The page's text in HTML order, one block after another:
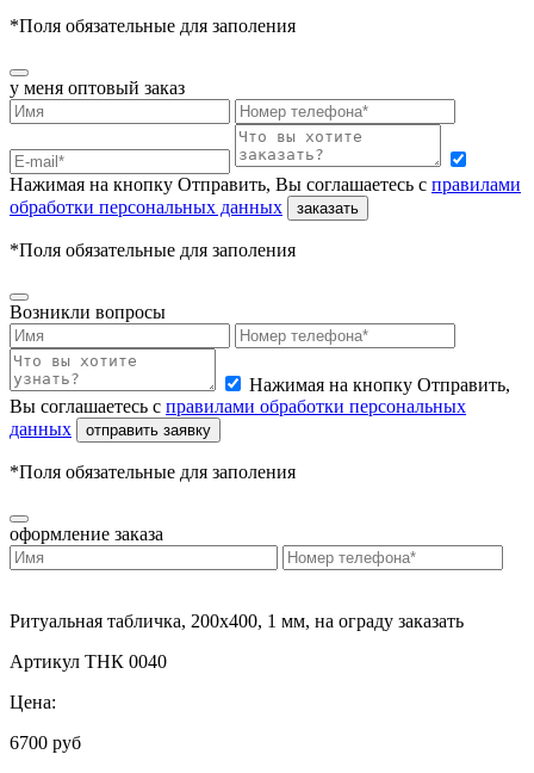
*Поля обязательные для заполения
у меня оптовый заказ
Нажимая на кнопку Отправить, Вы соглашаетесь с правилами
обработки персональных данных
заказать
*Поля обязательные для заполения
Возникли вопросы
Нажимая на кнопку Отправить,
Вы соглашаетесь с правилами обработки персональных
данных
отправить заявку
*Поля обязательные для заполения
оформление заказа
Ритуальная табличка, 200х400, 1 мм, на ограду заказать
Артикул ТНК 0040
Цена:
6700 руб